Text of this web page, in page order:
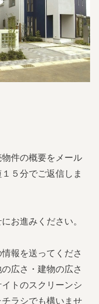
件の概要をメール
５分でご返信しま
お進みください。
報を送ってくださ
広さ・建物の広さ
トのスクリーンシ
ラシでも構いませ